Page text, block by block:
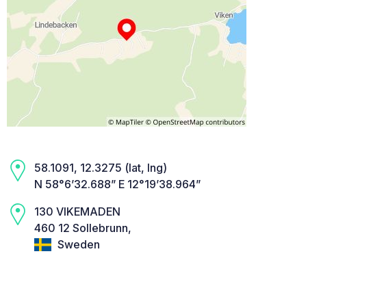
58.1091, 12.3275 (lat, lng)
N 58°6’32.688” E 12°19’38.964”
130 VIKEMADEN
460 12 Sollebrunn,
Sweden